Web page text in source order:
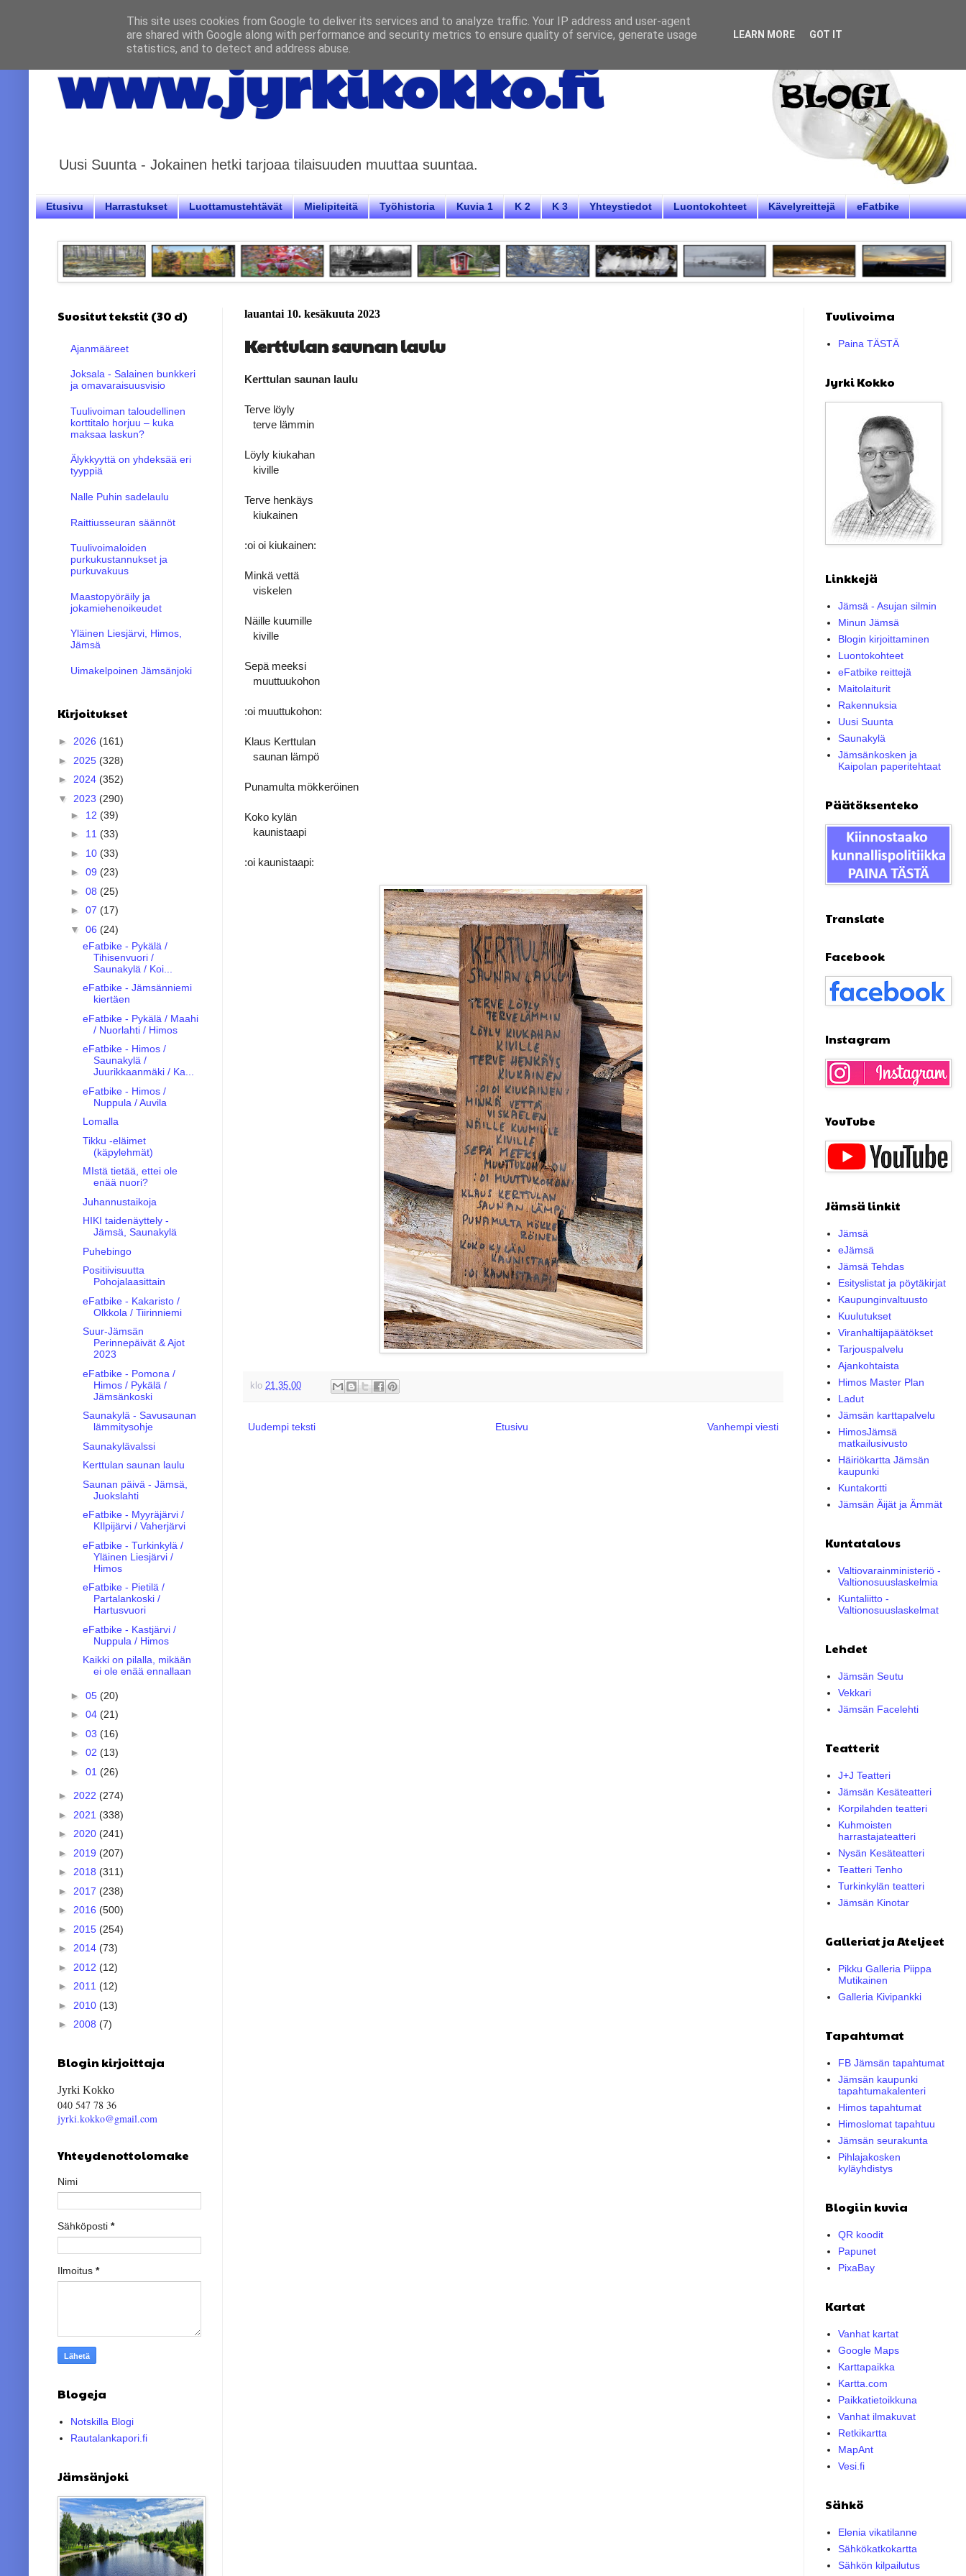
www.jyrkikokko.fi
Uusi Suunta - Jokainen hetki tarjoaa tilaisuuden muuttaa suuntaa.
Etusivu Harrastukset Luottamustehtävät Mielipiteitä Työhistoria Kuvia 1 K 2 K 3 Yhteystiedot Luontokohteet Kävelyreittejä eFatbike
lauantai 10. kesäkuuta 2023
Kerttulan saunan laulu
Kerttulan saunan laulu
Terve löyly
terve lämmin
Löyly kiukahan
kiville
Terve henkäys
kiukainen
:oi oi kiukainen:
Minkä vettä
viskelen
Näille kuumille
kiville
Sepä meeksi
muuttuukohon
:oi muuttukohon:
Klaus Kerttulan
saunan lämpö
Punamulta mökkeröinen
Koko kylän
kaunistaapi
:oi kaunistaapi:
klo 21.35.00
Uudempi teksti Vanhempi viesti
Etusivu
Suositut tekstit (30 d)
Ajanmääreet
Joksala - Salainen bunkkeri
ja omavaraisuusvisio
Tuulivoiman taloudellinen
korttitalo horjuu – kuka
maksaa laskun?
Älykkyyttä on yhdeksää eri
tyyppiä
Nalle Puhin sadelaulu
Raittiusseuran säännöt
Tuulivoimaloiden
purkukustannukset ja
purkuvakuus
Maastopyöräily ja
jokamiehenoikeudet
Yläinen Liesjärvi, Himos,
Jämsä
Uimakelpoinen Jämsänjoki
Kirjoitukset
► 2026 (161)
► 2025 (328)
► 2024 (352)
▼ 2023 (290)
► 12 (39)
► 11 (33)
► 10 (33)
► 09 (23)
► 08 (25)
► 07 (17)
▼ 06 (24)
eFatbike - Pykälä /
Tihisenvuori /
Saunakylä / Koi...
eFatbike - Jämsänniemi
kiertäen
eFatbike - Pykälä / Maahi
/ Nuorlahti / Himos
eFatbike - Himos /
Saunakylä /
Juurikkaanmäki / Ka...
eFatbike - Himos /
Nuppula / Auvila
Lomalla
Tikku -eläimet
(käpylehmät)
MIstä tietää, ettei ole
enää nuori?
Juhannustaikoja
HIKI taidenäyttely -
Jämsä, Saunakylä
Puhebingo
Positiivisuutta
Pohojalaasittain
eFatbike - Kakaristo /
Olkkola / Tiirinniemi
Suur-Jämsän
Perinnepäivät & Ajot
2023
eFatbike - Pomona /
Himos / Pykälä /
Jämsänkoski
Saunakylä - Savusaunan
lämmitysohje
Saunakylävalssi
Kerttulan saunan laulu
Saunan päivä - Jämsä,
Juokslahti
eFatbike - Myyräjärvi /
KIlpijärvi / Vaherjärvi
eFatbike - Turkinkylä /
Yläinen Liesjärvi /
Himos
eFatbike - Pietilä /
Partalankoski /
Hartusvuori
eFatbike - Kastjärvi /
Nuppula / Himos
Kaikki on pilalla, mikään
ei ole enää ennallaan
► 05 (20)
► 04 (21)
► 03 (16)
► 02 (13)
► 01 (26)
► 2022 (274)
► 2021 (338)
► 2020 (241)
► 2019 (207)
► 2018 (311)
► 2017 (238)
► 2016 (500)
► 2015 (254)
► 2014 (73)
► 2012 (12)
► 2011 (12)
► 2010 (13)
► 2008 (7)
Blogin kirjoittaja
Jyrki Kokko
040 547 78 36
jyrki.kokko@gmail.com
Yhteydenottolomake
Nimi
Sähköposti *
Ilmoitus *
Blogeja
Notskilla Blogi
Rautalankapori.fi
Jämsänjoki
Tuulivoima
Paina TÄSTÄ
Jyrki Kokko
Linkkejä
Jämsä - Asujan silmin
Minun Jämsä
Blogin kirjoittaminen
Luontokohteet
eFatbike reittejä
Maitolaiturit
Rakennuksia
Uusi Suunta
Saunakylä
Jämsänkosken ja
Kaipolan paperitehtaat
Päätöksenteko
Translate
Facebook
Instagram
YouTube
Jämsä linkit
Jämsä
eJämsä
Jämsä Tehdas
Esityslistat ja pöytäkirjat
Kaupunginvaltuusto
Kuulutukset
Viranhaltijapäätökset
Tarjouspalvelu
Ajankohtaista
Himos Master Plan
Ladut
Jämsän karttapalvelu
HimosJämsä
matkailusivusto
Häiriökartta Jämsän
kaupunki
Kuntakortti
Jämsän Äijät ja Ämmät
Kuntatalous
Valtiovarainministeriö -
Valtionosuuslaskelmia
Kuntaliitto -
Valtionosuuslaskelmat
Lehdet
Jämsän Seutu
Vekkari
Jämsän Facelehti
Teatterit
J+J Teatteri
Jämsän Kesäteatteri
Korpilahden teatteri
Kuhmoisten
harrastajateatteri
Nysän Kesäteatteri
Teatteri Tenho
Turkinkylän teatteri
Jämsän Kinotar
Galleriat ja Ateljeet
Pikku Galleria Piippa
Mutikainen
Galleria Kivipankki
Tapahtumat
FB Jämsän tapahtumat
Jämsän kaupunki
tapahtumakalenteri
Himos tapahtumat
Himoslomat tapahtuu
Jämsän seurakunta
Pihlajakosken
kyläyhdistys
Blogiin kuvia
QR koodit
Papunet
PixaBay
Kartat
Vanhat kartat
Google Maps
Karttapaikka
Kartta.com
Paikkatietoikkuna
Vanhat ilmakuvat
Retkikartta
MapAnt
Vesi.fi
Sähkö
Elenia vikatilanne
Sähkökatkokartta
Sähkön kilpailutus
This site uses cookies from Google to deliver its services and to analyze traffic. Your IP address and user-agent
are shared with Google along with performance and security metrics to ensure quality of service, generate usage
statistics, and to detect and address abuse.
LEARN MORE GOT IT